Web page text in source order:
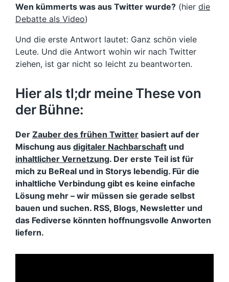
Wen kümmerts was aus Twitter wurde? (hier die
Debatte als Video)
Und die erste Antwort lautet: Ganz schön viele
Leute. Und die Antwort wohin wir nach Twitter
ziehen, ist gar nicht so leicht zu beantworten.
Hier als tl;dr meine These von
der Bühne:
Der Zauber des frühen Twitter basiert auf der
Mischung aus digitaler Nachbarschaft und
inhaltlicher Vernetzung. Der erste Teil ist für
mich zu BeReal und in Storys lebendig. Für die
inhaltliche Verbindung gibt es keine einfache
Lösung mehr – wir müssen sie gerade selbst
bauen und suchen. RSS, Blogs, Newsletter und
das Fediverse könnten hoffnungsvolle Anworten
liefern.